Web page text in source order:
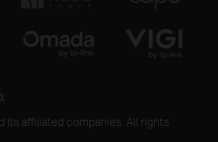
its affiliated companies. All rights